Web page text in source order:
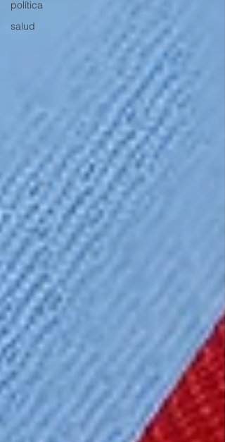
política
salud